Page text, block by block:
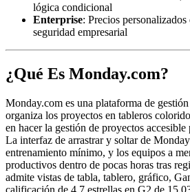
lógica condicional
Enterprise: Precios
seguridad empresarial
¿Qué Es Monday.com?
Monday.com es una plataforma de
organiza los proyectos en tableros
en hacer la gestión de proyectos
La interfaz de arrastrar y soltar de
entrenamiento mínimo, y los equipos a
productivos dentro de pocas horas tras
admite vistas de tabla, tablero, gráfico,